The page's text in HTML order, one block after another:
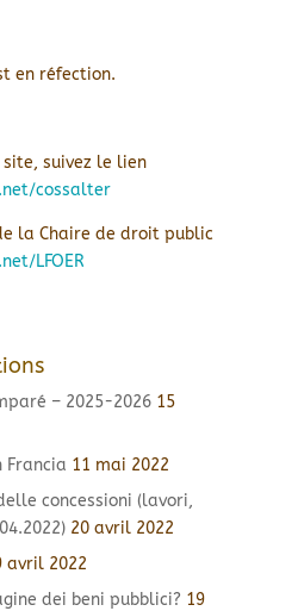
en réfection.
site, suivez le lien
cossalter
la Chaire de droit public
LFOER
– 2025-2026 15
Francia 11 mai 2022
concessioni (lavori,
20 avril 2022
avril 2022
dei beni pubblici? 19